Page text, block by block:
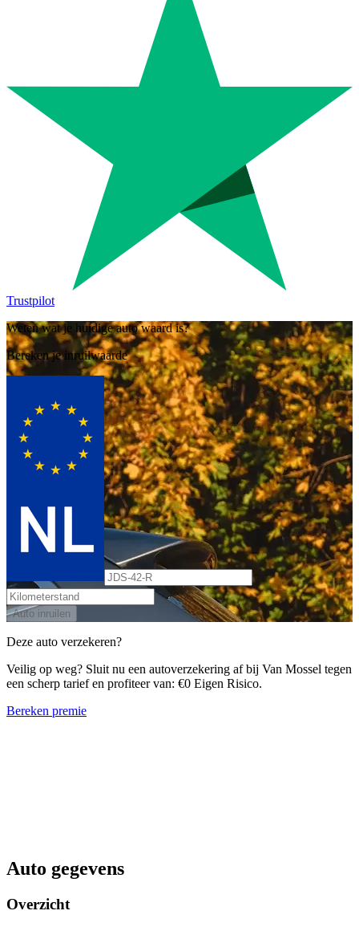
Trustpilot
Weten wat je huidige auto waard is?
Bereken je inruilwaarde
Auto inruilen
Deze auto verzekeren?
Veilig op weg? Sluit nu een autoverzekering af bij Van Mossel tegen
een scherp tarief en profiteer van: €0 Eigen Risico.
Bereken premie
Auto gegevens
Overzicht